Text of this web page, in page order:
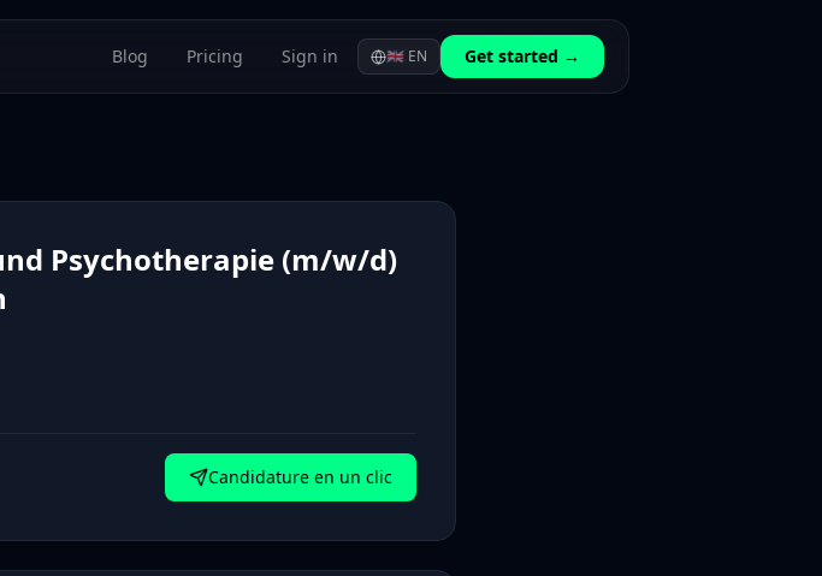
Blog Pricing Sign in 🇬🇧 EN Get started →
Psychotherapie (m/w/d)
Candidature en un clic